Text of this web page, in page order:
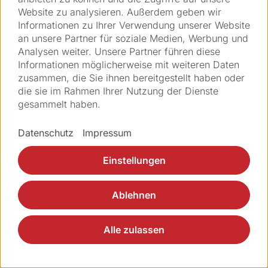
Impressum Legal GTC GTCP Datenschutz
© 2026 Ziemer Opthalmic Systems AG
Website zu analysieren. Außerdem geben wir
Informationen zu Ihrer Verwendung unserer Website
an unsere Partner für soziale Medien, Werbung und
Analysen weiter. Unsere Partner führen diese
Informationen möglicherweise mit weiteren Daten
zusammen, die Sie ihnen bereitgestellt haben oder
die sie im Rahmen Ihrer Nutzung der Dienste
gesammelt haben.
Datenschutz Impressum
Einstellungen
Ablehnen
Alle zulassen